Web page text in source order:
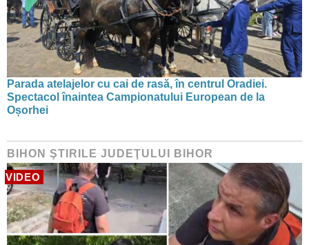
Parada atelajelor cu cai de rasă, în centrul Oradiei.
Spectacol înaintea Campionatului European de la
Oșorhei
BIHON ŞTIRILE JUDEŢULUI BIHOR
VIDEO